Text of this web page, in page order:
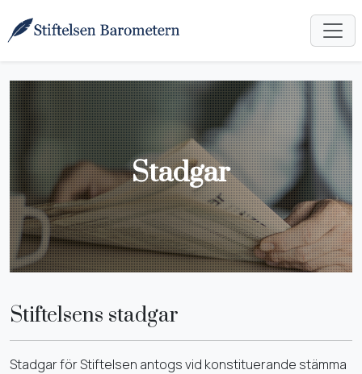
Stadgar
Stiftelsens stadgar
Stadgar för Stiftelsen antogs vid konstituerande stämma